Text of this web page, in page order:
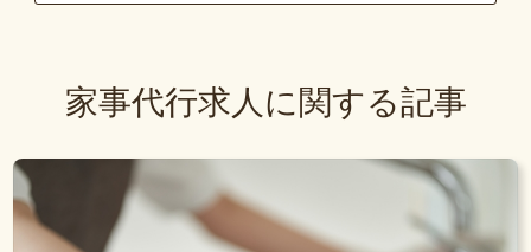
家事代行求人に関する記事